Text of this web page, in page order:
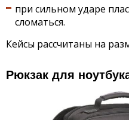
при сильном ударе
сломаться.
Кейсы рассчитаны на
Рюкзак для